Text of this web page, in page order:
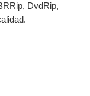
DvdRip,